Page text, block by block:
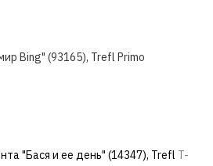
Bing" (93165), Trefl Primo